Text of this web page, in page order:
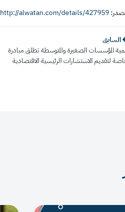
http://alwatan.com/details/427959
السابق
المؤسسات الصغيرة والمتوسطة تطلق مبادرة
لتقديم الاستشارات الرئيسية الاقتصادية